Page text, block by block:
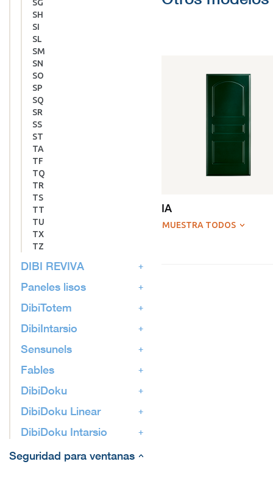
SG
SH
SI
SL
SM
SN
SO
SP
SQ
SR
SS
ST
TA
TF
TQ
TR
TS
TT
TU
TX
TZ
DIBI REVIVA
Paneles lisos
DibiTotem
DibiIntarsio
Sensunels
Fables
DibiDoku
DibiDoku Linear
DibiDoku Intarsio
Seguridad para ventanas
IA
MUESTRA TODOS